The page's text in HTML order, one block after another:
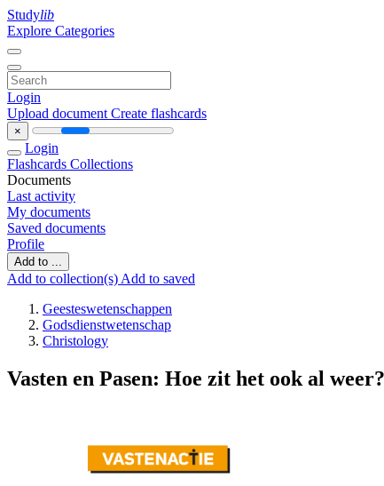
Studylib
Explore Categories
Login
Upload document Create flashcards
×
Login
Flashcards Collections
Documents
Last activity
My documents
Saved documents
Profile
Add to ...
Add to collection(s) Add to saved
Geesteswetenschappen
Godsdienstwetenschap
Christology
Vasten en Pasen: Hoe zit het ook al weer?